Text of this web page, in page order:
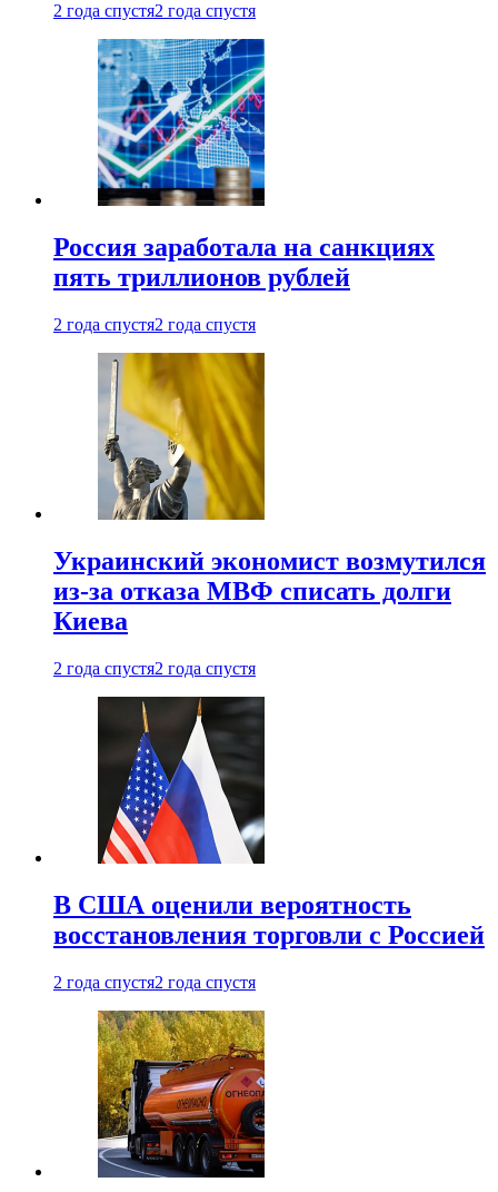
2 года спустя2 года спустя
Россия заработала на санкциях
пять триллионов рублей
2 года спустя2 года спустя
Украинский экономист возмутился
из-за отказа МВФ списать долги
Киева
2 года спустя2 года спустя
В США оценили вероятность
восстановления торговли с Россией
2 года спустя2 года спустя